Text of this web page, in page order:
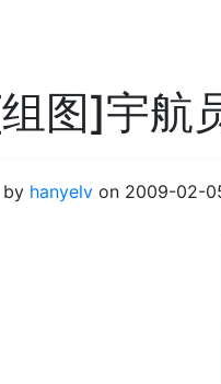
图]宇航
by hanyelv on 2009-02-